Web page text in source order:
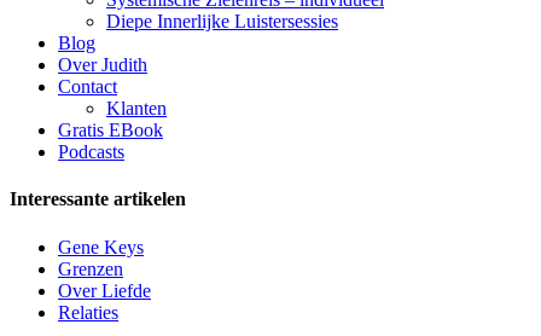
Diepe Innerlijke Luistersessies
Blog
Over Judith
Contact
Klanten
Gratis EBook
Podcasts
Interessante artikelen
Gene Keys
Grenzen
Over Liefde
Relaties